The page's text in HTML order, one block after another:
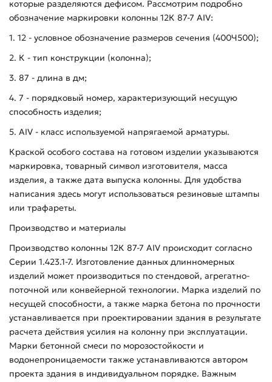
которые разделяются дефисом. Рассмотрим подробно
обозначение маркировки колонны 12К 87-7 АIV:
1. 12 - условное обозначение размеров сечения (400Ч500);
2. К - тип конструкции (колонна);
3. 87 - длина в дм;
4. 7 - порядковый номер, характеризующий несущую
способность изделия;
5. AIV - класс используемой напрягаемой арматуры.
Краской особого состава на готовом изделии указываются
маркировка, товарный символ изготовителя, масса
изделия, а также дата выпуска колонны. Для удобства
написания здесь могут использоваться резиновые штампы
или трафареты.
Производство и материалы
Производство колонны 12К 87-7 АIV происходит согласно
Серии 1.423.1-7. Изготовление данных длинномерных
изделий может производиться по стендовой, агрегатно-
поточной или конвейерной технологии. Марка изделий по
несущей способности, а также марка бетона по прочности
устанавливается при проектировании здания в результате
расчета действия усилия на колонну при эксплуатации.
Марки бетонной смеси по морозостойкости и
водонепроницаемости также устанавливаются автором
проекта здания в индивидуальном порядке. Важным